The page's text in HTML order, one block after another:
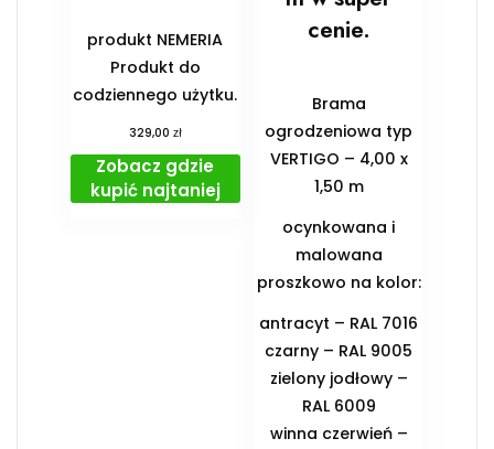
produkt NEMERIA
Produkt do
codziennego użytku.
329,00 zł
Zobacz gdzie
kupić najtaniej
cenie.
Brama
ogrodzeniowa typ
VERTIGO – 4,00 x
1,50 m
ocynkowana i
malowana
proszkowo na kolor:
antracyt – RAL 7016
czarny – RAL 9005
zielony jodłowy –
RAL 6009
winna czerwień –